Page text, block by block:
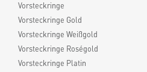
Vorsteckringe
Vorsteckringe Gold
Vorsteckringe Weißgold
Vorsteckringe Roségold
Vorsteckringe Platin